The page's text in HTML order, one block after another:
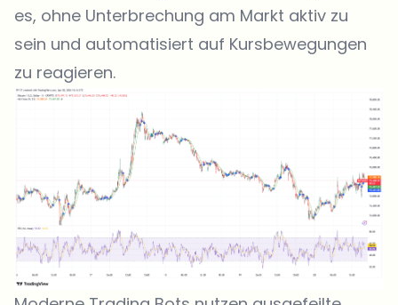
es, ohne Unterbrechung am Markt aktiv zu
sein und automatisiert auf Kursbewegungen
zu reagieren.